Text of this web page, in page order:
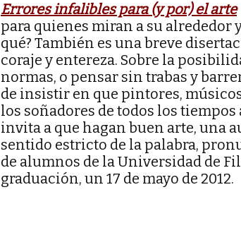
Errores infalibles para (y por) el arte
para quienes miran a su alrededor
qué? También es una breve
coraje y entereza. Sobre la
normas, o pensar sin trabas y
de insistir en que pintores,
los soñadores de todos los tiempos
invita a que hagan buen arte, una
sentido estricto de la palabra,
de alumnos de la Universidad de
graduación, un 17 de mayo de 2012.